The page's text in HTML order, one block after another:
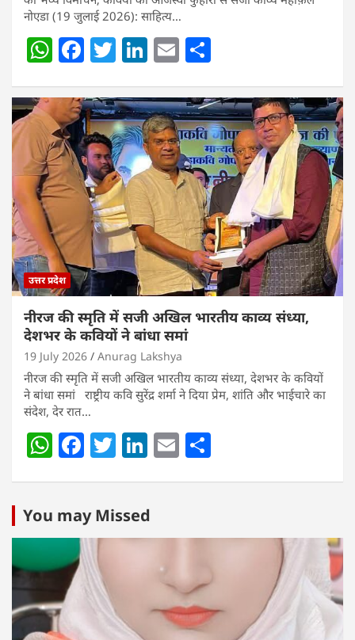
नोएडा (19 जुलाई 2026): साहित्य…
W
at
s
A
p
p
F
c
e
b
o
o
k
T
itt
er
Li
k
e
dI
n
E
ai
l
ar
e
उत्तर प्रदेश
नीरज की स्मृति में सजी अखिल भारतीय काव्य संध्या,
देशभर के कवियों ने बांधा समां
19 July 2026 Anurag Lakshya
नीरज की स्मृति में सजी अखिल भारतीय काव्य संध्या, देशभर के कवियों
ने बांधा समां राष्ट्रीय कवि सुरेंद्र शर्मा ने दिया प्रेम, शांति और भाईचारे का
संदेश, देर रात…
W
s
A
p
p
F
e
b
o
o
k
T
er
Li
e
dI
n
E
You may Missed